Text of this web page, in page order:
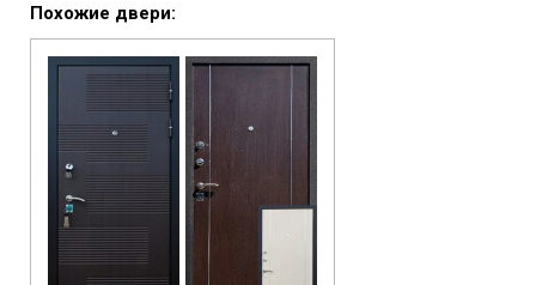
Похожие двери: